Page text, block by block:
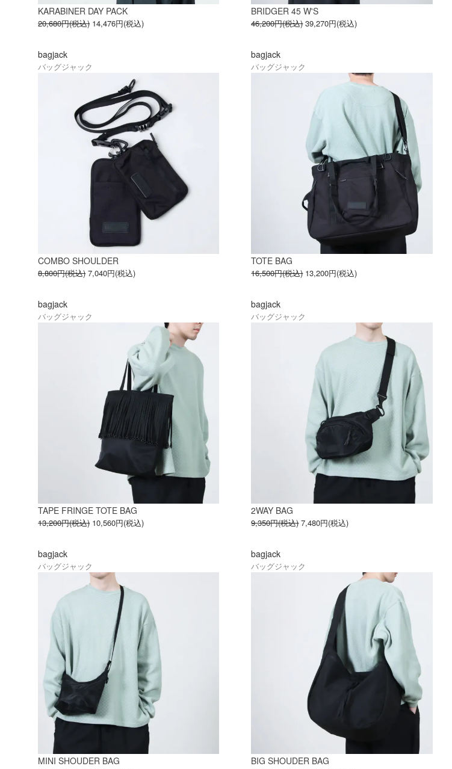
KARABINER DAY PACK
20,680円(税込) 14,476円(税込)
BRIDGER 45 W'S
46,200円(税込) 39,270円(税込)
bagjack
バッグジャック
COMBO SHOULDER
8,800円(税込) 7,040円(税込)
bagjack
バッグジャック
TOTE BAG
16,500円(税込) 13,200円(税込)
bagjack
バッグジャック
TAPE FRINGE TOTE BAG
13,200円(税込) 10,560円(税込)
bagjack
バッグジャック
2WAY BAG
9,350円(税込) 7,480円(税込)
bagjack
バッグジャック
MINI SHOUDER BAG
bagjack
バッグジャック
BIG SHOUDER BAG